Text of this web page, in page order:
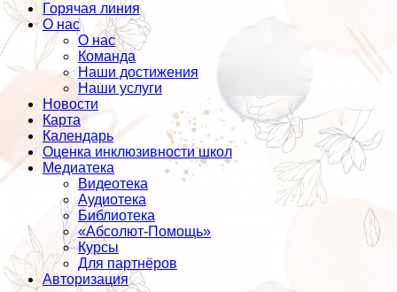
Горячая линия
О нас
О нас
Команда
Наши достижения
Наши услуги
Новости
Карта
Календарь
Оценка инклюзивности школ
Медиатека
Видеотека
Аудиотека
Библиотека
«Абсолют-Помощь»
Курсы
Для партнёров
Авторизация